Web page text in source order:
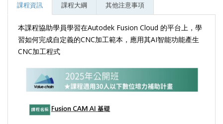
課程資訊 課程大綱 其他注意事項
本課程協助學員學習在Autodek Fusion Cloud 的平台上，學
習如何完成自定義的CNC加工範本，應用其AI智能功能產生
CNC加工程式